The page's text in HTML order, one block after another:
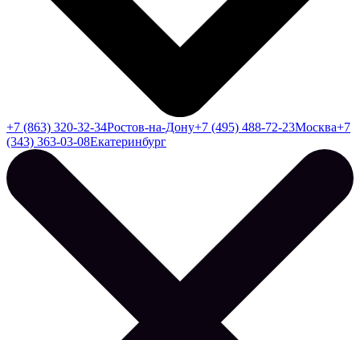
+7 (863) 320-32-34Ростов-на-Дону+7 (495) 488-72-23Москва+7
(343) 363-03-08Екатеринбург